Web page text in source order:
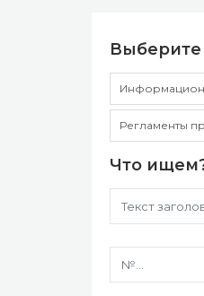
Регламенты
Что